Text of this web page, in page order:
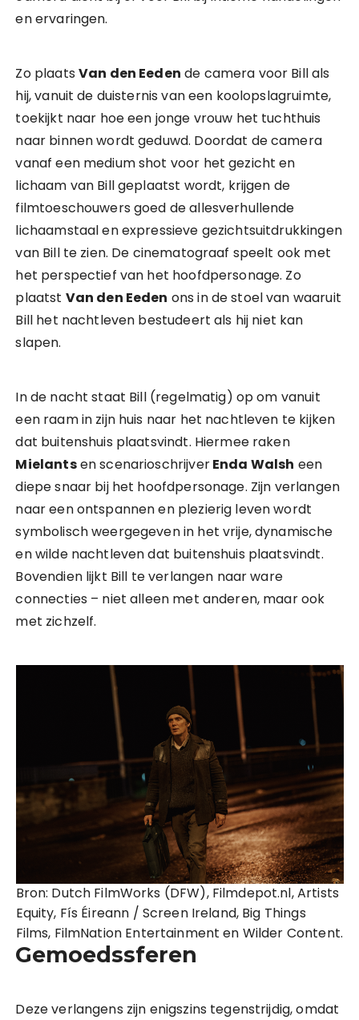
en ervaringen.
Zo plaats Van den Eeden de camera voor Bill als
hij, vanuit de duisternis van een koolopslagruimte,
toekijkt naar hoe een jonge vrouw het tuchthuis
naar binnen wordt geduwd. Doordat de camera
vanaf een medium shot voor het gezicht en
lichaam van Bill geplaatst wordt, krijgen de
filmtoeschouwers goed de allesverhullende
lichaamstaal en expressieve gezichtsuitdrukkingen
van Bill te zien. De cinematograaf speelt ook met
het perspectief van het hoofdpersonage. Zo
plaatst Van den Eeden ons in de stoel van waaruit
Bill het nachtleven bestudeert als hij niet kan
slapen.
In de nacht staat Bill (regelmatig) op om vanuit
een raam in zijn huis naar het nachtleven te kijken
dat buitenshuis plaatsvindt. Hiermee raken
Mielantsen scenarioschrijverEnda Walsh een
diepe snaar bij het hoofdpersonage. Zijn verlangen
naar een ontspannen en plezierig leven wordt
symbolisch weergegeven in het vrije, dynamische
en wilde nachtleven dat buitenshuis plaatsvindt.
Bovendien lijkt Bill te verlangen naar ware
connecties – niet alleen met anderen, maar ook
met zichzelf.
Bron: Dutch FilmWorks (DFW), Filmdepot.nl, Artists
Equity, Fís Éireann / Screen Ireland, Big Things
Films, FilmNation Entertainment en Wilder Content.
Gemoedssferen
Deze verlangens zijn enigszins tegenstrijdig, omdat